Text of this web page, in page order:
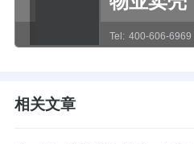
子何意菊却消失在了股
值得注意的是奥克斯电
Tel: 400-606-6969
相关文章